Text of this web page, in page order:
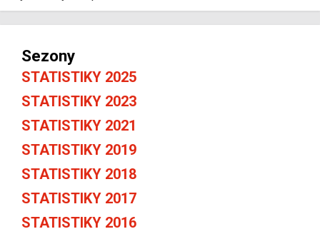
Sezony
STATISTIKY 2025
STATISTIKY 2023
STATISTIKY 2021
STATISTIKY 2019
STATISTIKY 2018
STATISTIKY 2017
STATISTIKY 2016